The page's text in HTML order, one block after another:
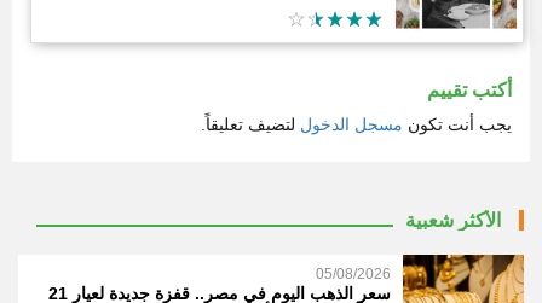
أكتب تقييم
يجب أنت تكون مسجل الدخول لتضيف تعليقاً.
الأكثر شعبية
05/08/2026
سعر الذهب اليوم في مصر.. قفزة جديدة لعيار 21